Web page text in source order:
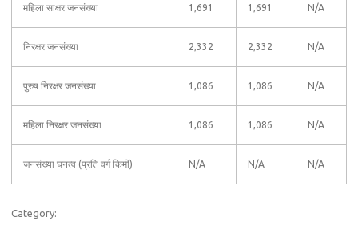
महिला साक्षर जनसंख्या 1,691 1,691 N/A
निरक्षर जनसंख्या 2,332 2,332 N/A
पुरुष निरक्षर जनसंख्या 1,086 1,086 N/A
महिला निरक्षर जनसंख्या 1,086 1,086 N/A
जनसंख्या घनत्व (प्रति वर्ग किमी) N/A N/A N/A
Category: